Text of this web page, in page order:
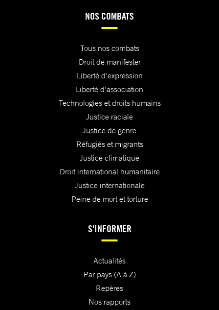
NOS COMBATS
Tous nos combats
Droit de manifester
Liberté d'expression
Liberté d'association
Technologies et droits humains
Justice raciale
Justice de genre
Réfugiés et migrants
Justice climatique
Droit international humanitaire
Justice internationale
Peine de mort et torture
S'INFORMER
Actualités
Par pays (A à Z)
Repères
Nos rapports